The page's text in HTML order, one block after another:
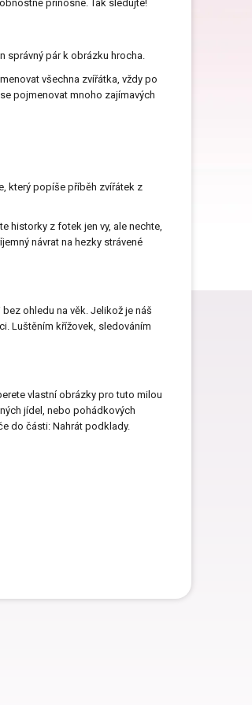
k narozeninám
pro muže
pro děti jako dárek
přínosné. Tak sledujte!
správný pár k obrázku hrocha.
všechna zvířátka, vždy po
pojmenovat mnoho zajímavých
který popíše příběh zvířátek z
historky z fotek jen vy, ale nechte,
návrat na hezky strávené
ohledu na věk. Jelikož je náš
Luštěním křížovek, sledováním
vlastní obrázky pro tuto milou
jídel, nebo pohádkových
do části: Nahrát podklady.